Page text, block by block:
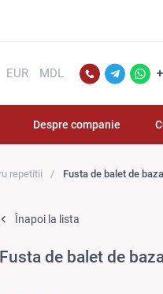
EUR MDL
Despre companie
repetitii Fusta de balet de
Înapoi la lista
Fusta de balet de